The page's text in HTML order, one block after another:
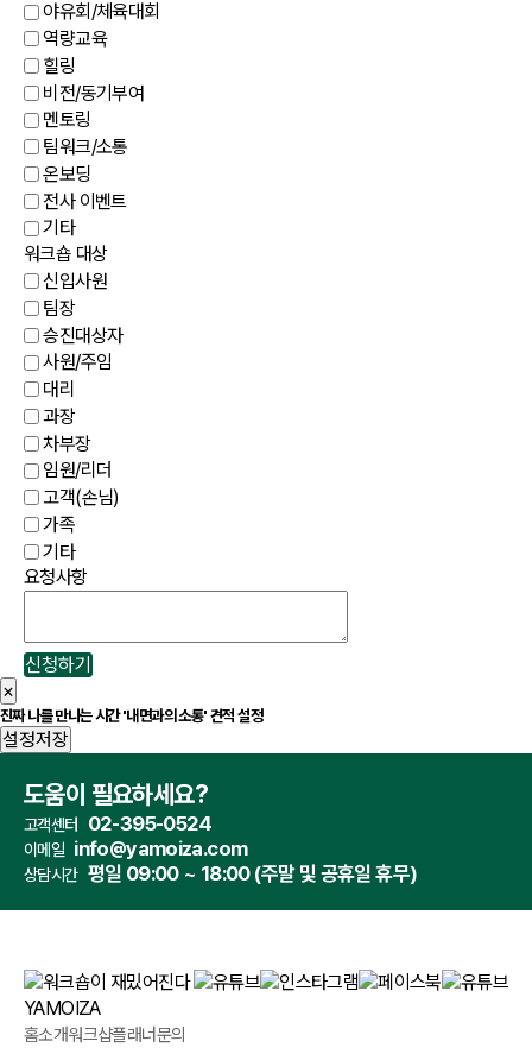
야유회/체육대회
역량교육
힐링
비전/동기부여
멘토링
팀워크/소통
온보딩
전사 이벤트
기타
워크숍 대상
신입사원
팀장
승진대상자
사원/주임
대리
과장
차부장
임원/리더
고객(손님)
가족
기타
요청사항
신청하기
×
진짜 나를 만나는 시간 '내면과의 소통' 견적 설정
설정저장
도움이 필요하세요?
고객센터 02-395-0524
이메일 info@yamoiza.com
상담시간 평일 09:00 ~ 18:00 (주말 및 공휴일 휴무)
홈소개워크샵플래너문의